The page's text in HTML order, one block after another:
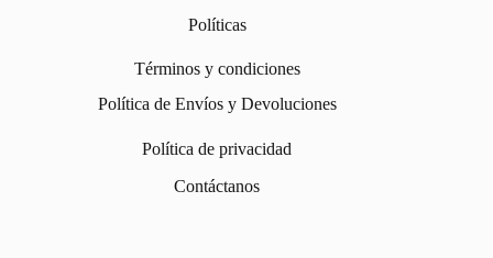
Políticas
Términos y condiciones
Política de Envíos y Devoluciones
Política de privacidad
Contáctanos